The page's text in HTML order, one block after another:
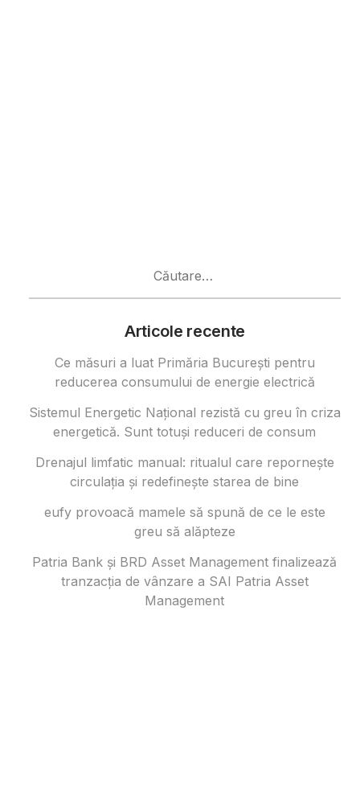
Articole recente
Ce măsuri a luat Primăria București pentru
reducerea consumului de energie electrică
Sistemul Energetic Național rezistă cu greu în criza
energetică. Sunt totuși reduceri de consum
Drenajul limfatic manual: ritualul care repornește
circulația și redefinește starea de bine
eufy provoacă mamele să spună de ce le este
greu să alăpteze
Patria Bank și BRD Asset Management finalizează
tranzacția de vânzare a SAI Patria Asset
Management